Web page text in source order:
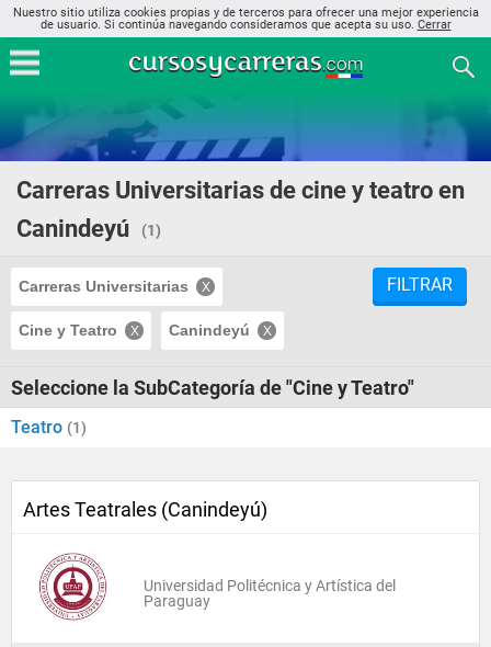
Nuestro sitio utiliza cookies propias y de terceros para ofrecer una mejor experiencia
de usuario. Si continúa navegando consideramos que acepta su uso. Cerrar
Carreras Universitarias de cine y teatro en
Canindeyú
(1)
Carreras Universitarias
Cine y Teatro Canindeyú
FILTRAR
Seleccione la SubCategoría de "Cine y Teatro"
Teatro (1)
Artes Teatrales (Canindeyú)
Universidad Politécnica y Artística del
Paraguay